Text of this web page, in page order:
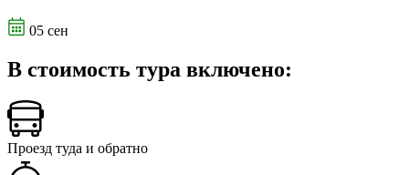
05 сен
В стоимость тура включено:
Проезд туда и обратно